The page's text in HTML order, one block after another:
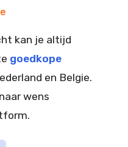
kan je altijd
goedkope
en Belgie.
wens